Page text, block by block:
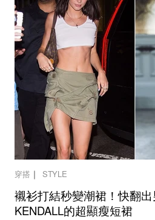
穿搭 ｜ STYLE
襯衫打結秒變潮裙！快翻
KENDALL的超顯瘦短裙